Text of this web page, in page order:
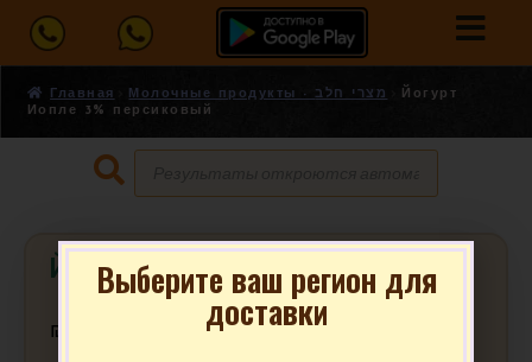
Главная Молочные продукты - מצרי חלב
Йогурт
Иопле 3% персиковый
Йогурт Иопле 3% персиковый
₪ за шт.
Выберите ваш регион для
доставки